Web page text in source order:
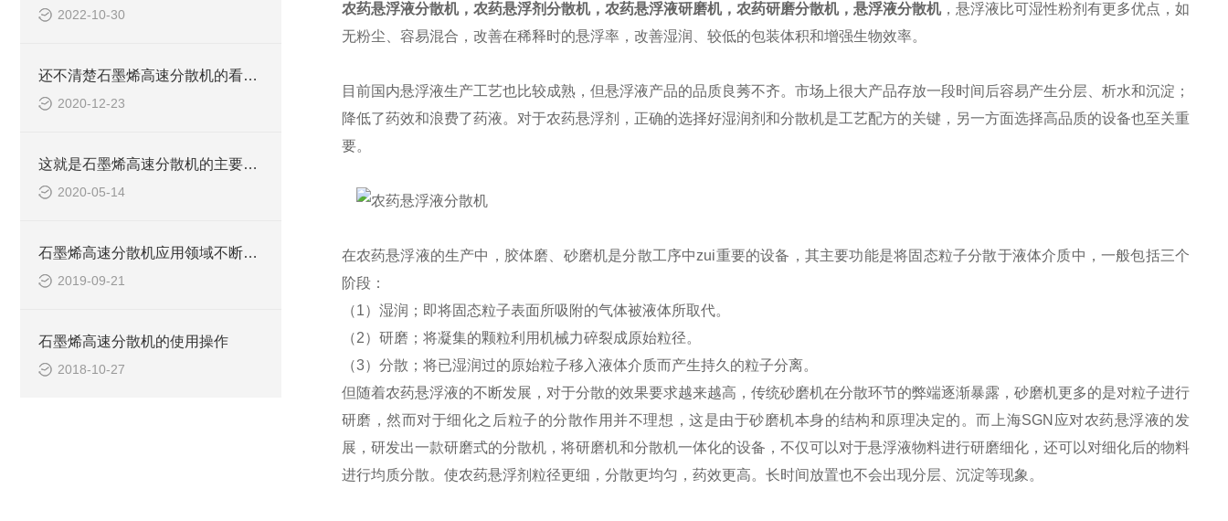
2022-10-30
还不清楚石墨烯高速分散机的看这里！
2020-12-23
这就是石墨烯高速分散机的主要性能！
2020-05-14
石墨烯高速分散机应用领域不断扩大
2019-09-21
石墨烯高速分散机的使用操作
2018-10-27
农药悬浮液分散机，农药悬浮剂分散机，农药悬浮液研磨机，农药研磨分散机，悬浮液分散机，悬浮液比可湿性粉剂有更多优点，如
无粉尘、容易混合，改善在稀释时的悬浮率，改善湿润、较低的包装体积和增强生物效率。
目前国内悬浮液生产工艺也比较成熟，但悬浮液产品的品质良莠不齐。市场上很大产品存放一段时间后容易产生分层、析水和沉淀；
降低了药效和浪费了药液。对于农药悬浮剂，正确的选择好湿润剂和分散机是工艺配方的关键，另一方面选择高品质的设备也至关重
要。
在农药悬浮液的生产中，胶体磨、砂磨机是分散工序中zui重要的设备，其主要功能是将固态粒子分散于液体介质中，一般包括三个
阶段：
（1）湿润；即将固态粒子表面所吸附的气体被液体所取代。
（2）研磨；将凝集的颗粒利用机械力碎裂成原始粒径。
（3）分散；将已湿润过的原始粒子移入液体介质而产生持久的粒子分离。
但随着农药悬浮液的不断发展，对于分散的效果要求越来越高，传统砂磨机在分散环节的弊端逐渐暴露，砂磨机更多的是对粒子进行
研磨，然而对于细化之后粒子的分散作用并不理想，这是由于砂磨机本身的结构和原理决定的。而上海SGN应对农药悬浮液的发
展，研发出一款研磨式的分散机，将研磨机和分散机一体化的设备，不仅可以对于悬浮液物料进行研磨细化，还可以对细化后的物料
进行均质分散。使农药悬浮剂粒径更细，分散更均匀，药效更高。长时间放置也不会出现分层、沉淀等现象。